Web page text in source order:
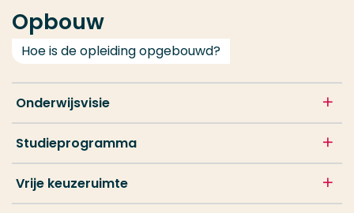
Opbouw
Hoe is de opleiding opgebouwd?
Onderwijsvisie
Studieprogramma
Vrije keuzeruimte